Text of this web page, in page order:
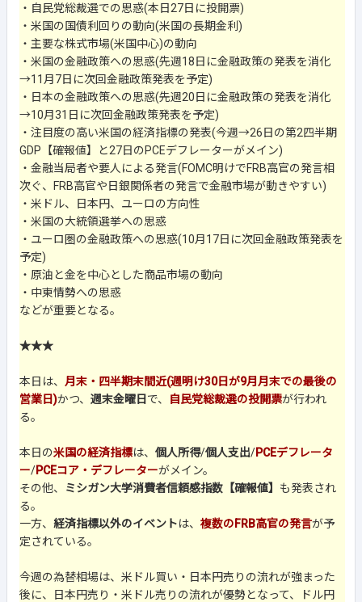
・自民党総裁選での思惑(本日27日に投開票)
・米国の国債利回りの動向(米国の長期金利)
・主要な株式市場(米国中心)の動向
・米国の金融政策への思惑(先週18日に金融政策の発表を消化
→11月7日に次回金融政策発表を予定)
・日本の金融政策への思惑(先週20日に金融政策の発表を消化
→10月31日に次回金融政策発表を予定)
・注目度の高い米国の経済指標の発表(今週→26日の第2四半期
GDP【確報値】と27日のPCEデフレーターがメイン)
・金融当局者や要人による発言(FOMC明けでFRB高官の発言相
次ぐ、FRB高官や日銀関係者の発言で金融市場が動きやすい)
・米ドル、日本円、ユーロの方向性
・米国の大統領選挙への思惑
・ユーロ圏の金融政策への思惑(10月17日に次回金融政策発表を
予定)
・原油と金を中心とした商品市場の動向
・中東情勢への思惑
などが重要となる。
★★★
本日は、 月末・四半期末間近(週明け30日が9月月末での最後の
営業日)かつ、 週末金曜日 で、 自民党総裁選の投開票が行われ
る。
本日の米国の経済指標は、 個人所得/個人支出/PCEデフレータ
ー/PCEコア・デフレーターがメイン。
その他、
ミシガン大学消費者信頼感指数【確報値】 も発表され
る。
一方、 経済指標以外のイベントは、 複数のFRB高官の発言が予
定されている。
今週の為替相場は、米ドル買い・日本円売りの流れが強まった
後に、日本円売り・米ドル売りの流れが優勢となって、ドル円